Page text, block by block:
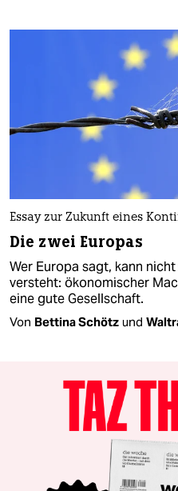
Essay zur Zukunft eines
Die zwei Europas
Wer Europa sagt, kann
versteht: ökonomischer
eine gute Gesellschaft.
Von Bettina Schötz und